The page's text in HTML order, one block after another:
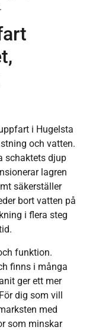
i Hugelsta
och vatten.
schaktets djup
lagren
säkerställer
bort vatten på
i flera steg
funktion.
finns i många
ger ett mer
dig som vill
med
som minskar